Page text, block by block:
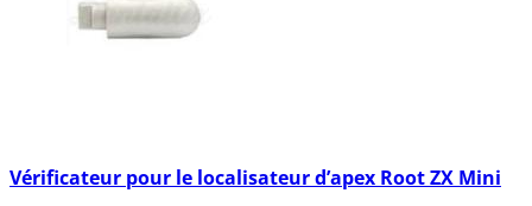
Vérificateur pour le localisateur d’apex Root ZX Mini